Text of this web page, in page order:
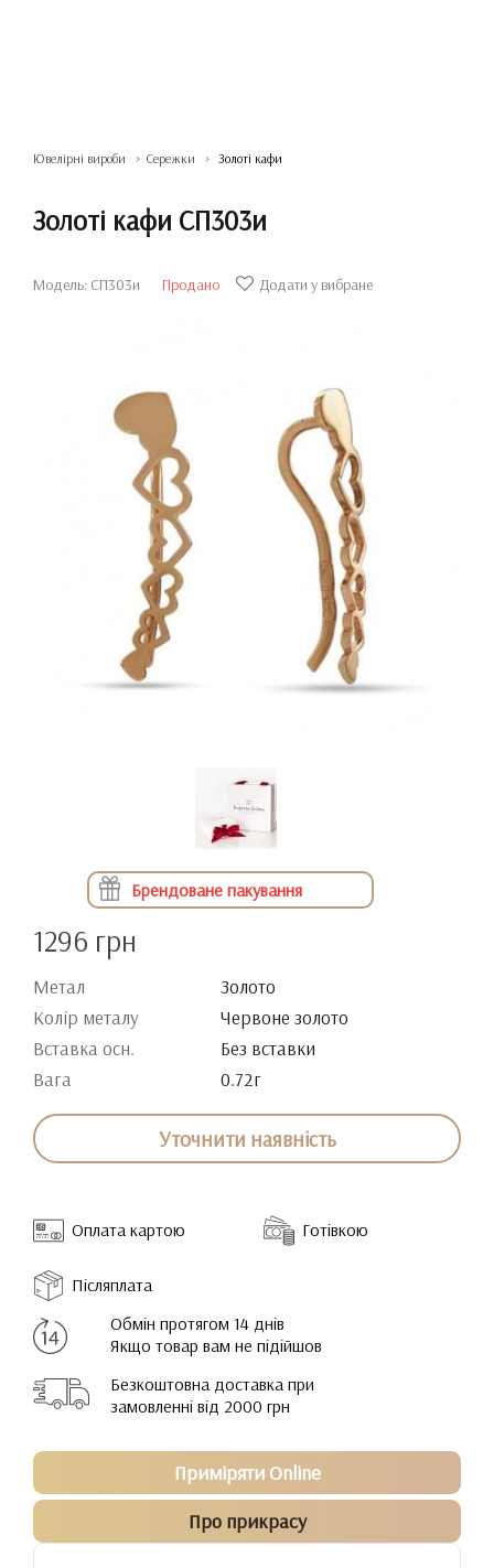
Ювелірні вироби Сережки Золоті кафи
Золоті кафи СП303и
Модель: СП303и Продано Додати у вибране
Брендоване пакування
1296 грн
Метал
Золото
Колір металу
Червоне золото
Вставка осн.
Без вставки
Вага
0.72г
Уточнити наявність
Оплата картою Готівкою
Післяплата
Обмін протягом 14 днів
Якщо товар вам не підійшов
Безкоштовна доставка при
замовленні від 2000 грн
Приміряти Online
Про прикрасу